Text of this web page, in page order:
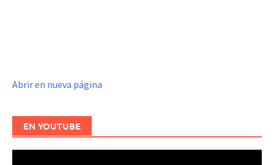
Abrir en nueva página
EN YOUTUBE